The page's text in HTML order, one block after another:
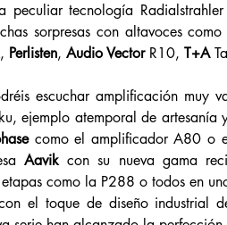
peculiar tecnología
sorpresas con altavoces
, Perlisten, Audio Vector R10, T+A
ejemplo atemporal de artesanía
como el amplificador A80 o
Aavik con su nueva gama
como la P288 o todos en
el toque de diseño industrial